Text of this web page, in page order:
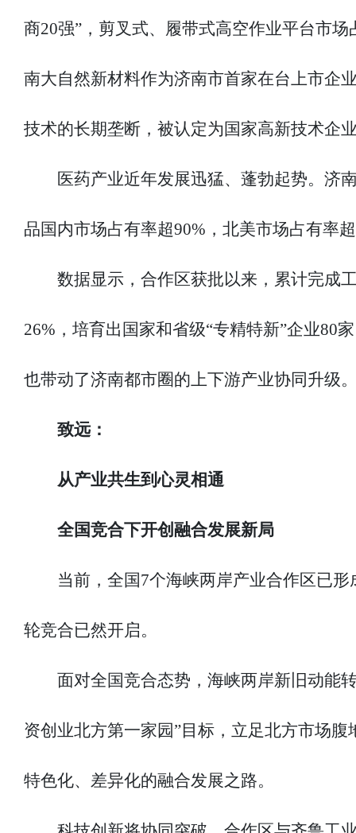
商20强”，剪叉式、履带式高空作业平台市
南大自然新材料作为济南市首家在台上市企
技术的长期垄断，被认定为国家高新技术企
医药产业近年发展迅猛、蓬勃起势。济
品国内市场占有率超90%，北美市场占有率
数据显示，合作区获批以来，累计完成
26%，培育出国家和省级“专精特新”企业80
也带动了济南都市圈的上下游产业协同升级
致远：
从产业共生到心灵相通
全国竞合下开创融合发展新局
当前，全国7个海峡两岸产业合作区已
轮竞合已然开启。
面对全国竞合态势，海峡两岸新旧动能
资创业北方第一家园”目标，立足北方市场
特色化、差异化的融合发展之路。